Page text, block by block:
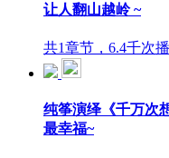
让人翻山越岭 ~
共1章节，6.4千次
纯筝演绎《千万次
最幸福~